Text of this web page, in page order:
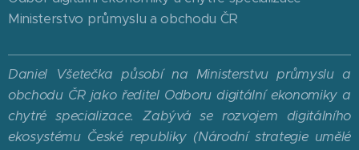
Ministerstvo průmyslu a obchodu ČR
Daniel Všetečka působí na Ministerstvu průmyslu a
obchodu ČR jako ředitel Odboru digitální ekonomiky a
chytré specializace. Zabývá se rozvojem digitálního
ekosystému České republiky (Národní strategie umělé